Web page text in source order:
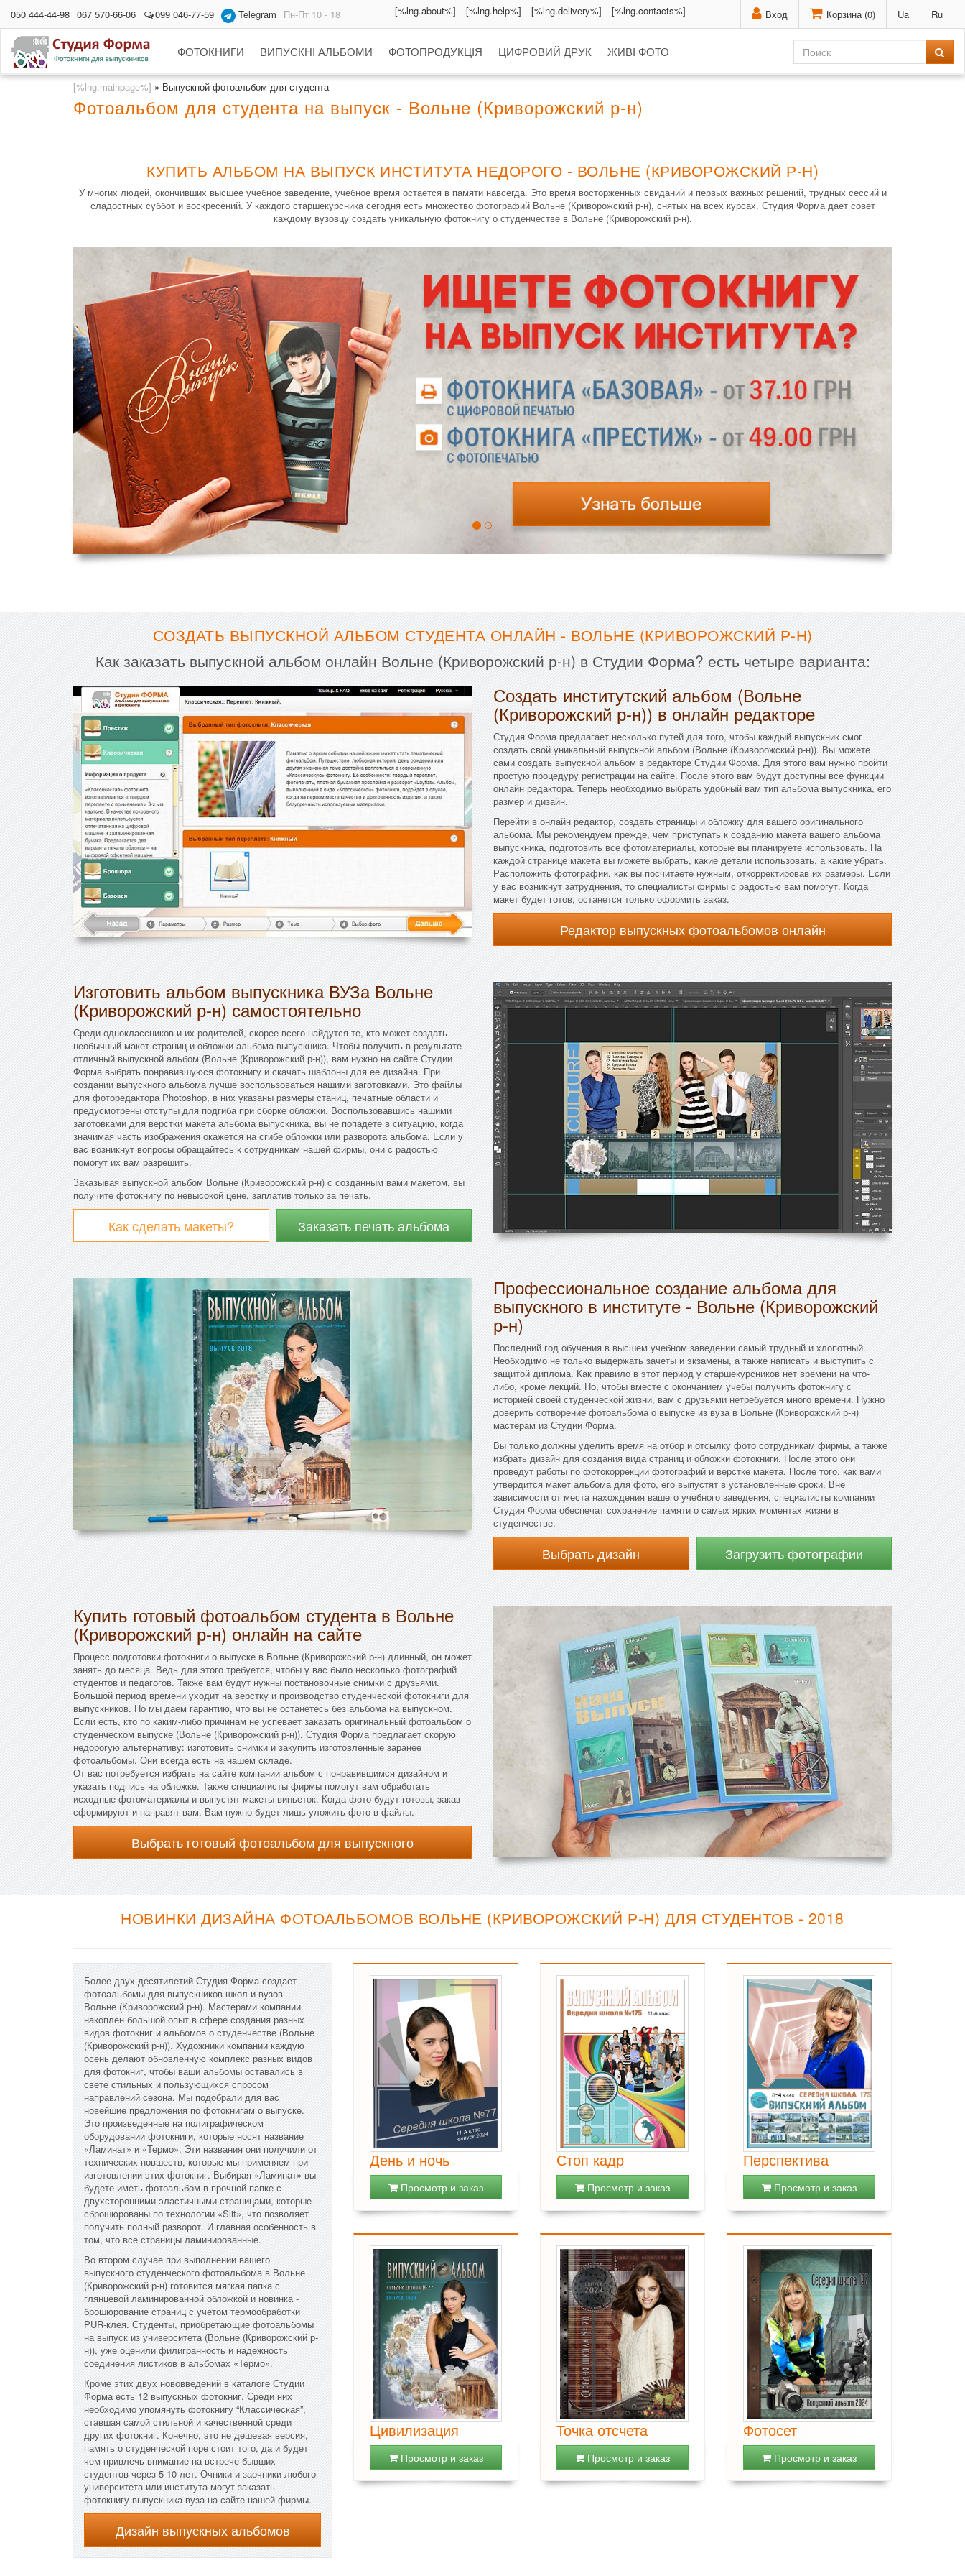
Вход Корзина (0) Ua Ru
050 444-44-98 067 570-66-06 099 046-77-59 Telegram Пн-Пт 10 - 18 [%lng.about%] [%lng.help%] [%lng.delivery%] [%lng.contacts%]
ФОТОКНИГИ ВИПУСКНІ АЛЬБОМИ ФОТОПРОДУКЦІЯ ЦИФРОВИЙ ДРУК ЖИВІ ФОТО
[%lng.mainpage%] » Выпускной фотоальбом для студента
Фотоальбом для студента на выпуск - Вольне (Криворожский р-н)
КУПИТЬ АЛЬБОМ НА ВЫПУСК ИНСТИТУТА НЕДОРОГО - ВОЛЬНЕ (КРИВОРОЖСКИЙ Р-Н)
У многих людей, окончивших высшее учебное заведение, учебное время остается в памяти навсегда. Это время восторженных свиданий и первых важных решений, трудных сессий и
сладостных суббот и воскресений. У каждого старшекурсника сегодня есть множество фотографий Вольне (Криворожский р-н), снятых на всех курсах. Студия Форма дает совет
каждому вузовцу создать уникальную фотокнигу о студенчестве в Вольне (Криворожский р-н).
СОЗДАТЬ ВЫПУСКНОЙ АЛЬБОМ СТУДЕНТА ОНЛАЙН - ВОЛЬНЕ (КРИВОРОЖСКИЙ Р-Н)
Как заказать выпускной альбом онлайн Вольне (Криворожский р-н) в Студии Форма? есть четыре варианта:
Создать институтский альбом (Вольне
(Криворожский р-н)) в онлайн редакторе
Студия Форма предлагает несколько путей для того, чтобы каждый выпускник смог
создать свой уникальный выпускной альбом (Вольне (Криворожский р-н)). Вы можете
сами создать выпускной альбом в редакторе Студии Форма. Для этого вам нужно пройти
простую процедуру регистрации на сайте. После этого вам будут доступны все функции
онлайн редактора. Теперь необходимо выбрать удобный вам тип альбома выпускника, его
размер и дизайн.
Перейти в онлайн редактор, создать страницы и обложку для вашего оригинального
альбома. Мы рекомендуем прежде, чем приступать к созданию макета вашего альбома
выпускника, подготовить все фотоматериалы, которые вы планируете использовать. На
каждой странице макета вы можете выбрать, какие детали использовать, а какие убрать.
Расположить фотографии, как вы посчитаете нужным, откорректировав их размеры. Если
у вас возникнут затруднения, то специалисты фирмы с радостью вам помогут. Когда
макет будет готов, останется только оформить заказ.
Редактор выпускных фотоальбомов онлайн
Изготовить альбом выпускника ВУЗа Вольне
(Криворожский р-н) самостоятельно
Среди одноклассников и их родителей, скорее всего найдутся те, кто может создать
необычный макет страниц и обложки альбома выпускника. Чтобы получить в результате
отличный выпускной альбом (Вольне (Криворожский р-н)), вам нужно на сайте Студии
Форма выбрать понравившуюся фотокнигу и скачать шаблоны для ее дизайна. При
создании выпускного альбома лучше воспользоваться нашими заготовками. Это файлы
для фоторедактора Photoshop, в них указаны размеры станиц, печатные области и
предусмотрены отступы для подгиба при сборке обложки. Воспользовавшись нашими
заготовками для верстки макета альбома выпускника, вы не попадете в ситуацию, когда
значимая часть изображения окажется на сгибе обложки или разворота альбома. Если у
вас возникнут вопросы обращайтесь к сотрудникам нашей фирмы, они с радостью
помогут их вам разрешить.
Заказывая выпускной альбом Вольне (Криворожский р-н) с созданным вами макетом, вы
получите фотокнигу по невысокой цене, заплатив только за печать.
Как сделать макеты? Заказать печать альбома
Профессиональное создание альбома для
выпускного в институте - Вольне (Криворожский
р-н)
Последний год обучения в высшем учебном заведении самый трудный и хлопотный.
Необходимо не только выдержать зачеты и экзамены, а также написать и выступить с
защитой диплома. Как правило в этот период у старшекурсников нет времени на что-
либо, кроме лекций. Но, чтобы вместе с окончанием учебы получить фотокнигу с
историей своей студенческой жизни, вам с друзьями нетребуется много времени. Нужно
доверить сотворение фотоальбома о выпуске из вуза в Вольне (Криворожский р-н)
мастерам из Студии Форма.
Вы только должны уделить время на отбор и отсылку фото сотрудникам фирмы, а также
избрать дизайн для создания вида страниц и обложки фотокниги. После этого они
проведут работы по фотокоррекции фотографий и верстке макета. После того, как вами
утвердится макет альбома для фото, его выпустят в установленные сроки. Вне
зависимости от места нахождения вашего учебного заведения, специалисты компании
Студия Форма обеспечат сохранение памяти о самых ярких моментах жизни в
студенчестве.
Выбрать дизайн Загрузить фотографии
Купить готовый фотоальбом студента в Вольне
(Криворожский р-н) онлайн на сайте
Процесс подготовки фотокниги о выпуске в Вольне (Криворожский р-н) длинный, он может
занять до месяца. Ведь для этого требуется, чтобы у вас было несколько фотографий
студентов и педагогов. Также вам будут нужны постановочные снимки с друзьями.
Большой период времени уходит на верстку и производство студенческой фотокниги для
выпускников. Но мы даем гарантию, что вы не останетесь без альбома на выпускном.
Если есть, кто по каким-либо причинам не успевает заказать оригинальный фотоальбом о
студенческом выпуске (Вольне (Криворожский р-н)), Студия Форма предлагает скорую
недорогую альтернативу: изготовить снимки и закупить изготовленные заранее
фотоальбомы. Они всегда есть на нашем складе.
От вас потребуется избрать на сайте компании альбом с понравившимся дизайном и
указать подпись на обложке. Также специалисты фирмы помогут вам обработать
исходные фотоматериалы и выпустят макеты виньеток. Когда фото будут готовы, заказ
сформируют и направят вам. Вам нужно будет лишь уложить фото в файлы.
Выбрать готовый фотоальбом для выпускного
НОВИНКИ ДИЗАЙНА ФОТОАЛЬБОМОВ ВОЛЬНЕ (КРИВОРОЖСКИЙ Р-Н) ДЛЯ СТУДЕНТОВ - 2018
Более двух десятилетий Студия Форма создает
фотоальбомы для выпускников школ и вузов -
Вольне (Криворожский р-н). Мастерами компании
накоплен большой опыт в сфере создания разных
видов фотокниг и альбомов о студенчестве (Вольне
(Криворожский р-н)). Художники компании каждую
осень делают обновленную комплекс разных видов
для фотокниг, чтобы ваши альбомы оставались в
свете стильных и пользующихся спросом
направлений сезона. Мы подобрали для вас
новейшие предложения по фотокнигам о выпуске.
Это произведенные на полиграфическом
оборудовании фотокниги, которые носят название
«Ламинат» и «Термо». Эти названия они получили от
технических новшеств, которые мы применяем при
изготовлении этих фотокниг. Выбирая «Ламинат» вы
будете иметь фотоальбом в прочной папке с
двухсторонними эластичными страницами, которые
сброшюрованы по технологии «Slit», что позволяет
получить полный разворот. И главная особенность в
том, что все страницы ламинированные.
Во втором случае при выполнении вашего
выпускного студенческого фотоальбома в Вольне
(Криворожский р-н) готовится мягкая папка с
глянцевой ламинированной обложкой и новинка -
брошюрование страниц с учетом термообработки
PUR-клея. Студенты, приобретающие фотоальбомы
на выпуск из университета (Вольне (Криворожский р-
н)), уже оценили филигранность и надежность
соединения листиков в альбомах «Термо».
Кроме этих двух нововведений в каталоге Студии
Форма есть 12 выпускных фотокниг. Среди них
необходимо упомянуть фотокнигу “Классическая”,
ставшая самой стильной и качественной среди
других фотокниг. Конечно, это не дешевая версия,
память о студенческой поре стоит того, да и будет
чем привлечь внимание на встрече бывших
студентов через 5-10 лет. Очники и заочники любого
университета или института могут заказать
фотокнигу выпускника вуза на сайте нашей фирмы.
Дизайн выпускных альбомов
День и ночь
Просмотр и заказ
Стоп кадр
Просмотр и заказ
Перспектива
Просмотр и заказ
Цивилизация
Просмотр и заказ
Точка отсчета
Просмотр и заказ
Фотосет
Просмотр и заказ